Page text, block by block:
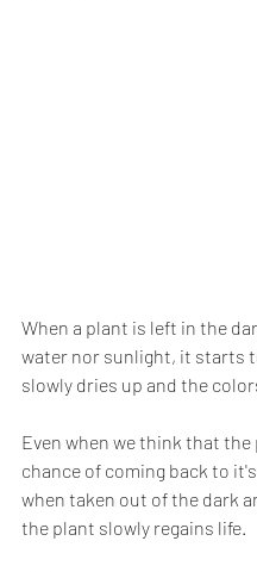
When a plant is left in the
water nor sunlight, it starts
slowly dries up and the
Even when we think that the
chance of coming back to
when taken out of the dark
the plant slowly regains life.